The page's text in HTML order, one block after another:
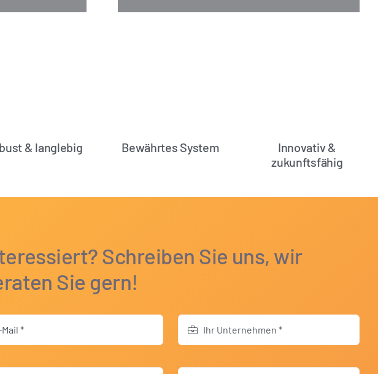
& langlebig Bewährtes System
Innovativ &
zukunftsfähig
Schreiben Sie uns, wir
Sie gern!